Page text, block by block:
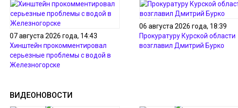
07 августа 2026 года, 14:43
Хинштейн прокомментировал
серьезные проблемы с водой в
Железногорске
06 августа 2026 года, 18:39
Прокуратуру Курской области
возглавил Дмитрий Бурко
ВИДЕОНОВОСТИ